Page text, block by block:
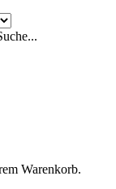
Warenkorb.